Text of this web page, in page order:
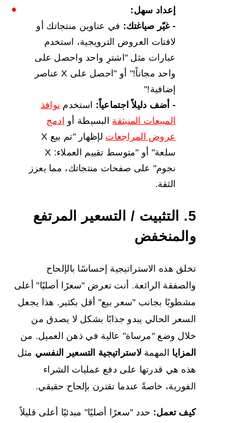
إعداد سهل:
- غيّر صياغتك: في عناوين منتجاتك أو
لافتات العروض الترويجية، استخدم
عبارات مثل "اشترِ واحد واحصل على
واحد مجاناً!" أو "احصل على X عناصر
إضافية!"
- أضف دليلاً اجتماعياً: استخدم نوافذ
المبيعات المنبثقة البسيطة أو ادمج
عروض المراجعات
لإظهار "تم بيع X
سلعة" أو "متوسط تقييم العملاء: X
نجوم" على صفحات منتجاتك، مما يعزز
الثقة.
5. التثبيت / التسعير المرتفع
والمنخفض
تخلق هذه الاستراتيجية إحساسًا بالإلحاح
والصفقة الرائعة. أنت تعرض "سعرًا أصليًا" أعلى
مشطوبًا بجانب "سعر بيع" أقل بكثير. هذا يجعل
السعر الحالي يبدو جذابًا بشكل لا يصدق من
خلال وضع "مرساة" عالية في ذهن العميل. من
المزايا المهمةلاستراتيجية التسعير النفسي مثل
هذه هي قدرتها على دفع عمليات الشراء
الفورية، خاصةً عندما تقترن بإلحاح حقيقي.
كيف تعمل: حدد "سعرًا أصليًا" مبدئيًا أعلى قليلاً